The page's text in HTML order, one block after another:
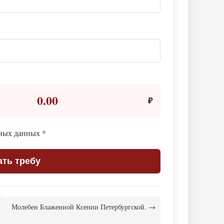
0.00 ₽
данных *
требу
Молебен Блаженной Ксении Петербургской. →